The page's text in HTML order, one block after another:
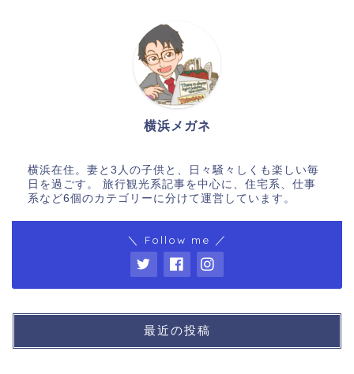
横浜メガネ
横浜在住。妻と3人の子供と、日々騒々しくも楽しい毎
日を過ごす。 旅行観光系記事を中心に、住宅系、仕事
系など6個のカテゴリーに分けて運営しています。
＼ Follow me ／
最近の投稿